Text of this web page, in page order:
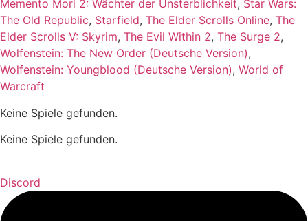
Memento Mori 2: Wächter der Unsterblichkeit, Star Wars:
The Old Republic, Starfield, The Elder Scrolls Online, The
Elder Scrolls V: Skyrim, The Evil Within 2, The Surge 2,
Wolfenstein: The New Order (Deutsche Version),
Wolfenstein: Youngblood (Deutsche Version), World of
Warcraft
Keine Spiele gefunden.
Keine Spiele gefunden.
Discord